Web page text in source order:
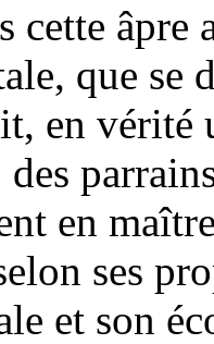
cette âpre
que se
en vérité
des
en
ses
et son